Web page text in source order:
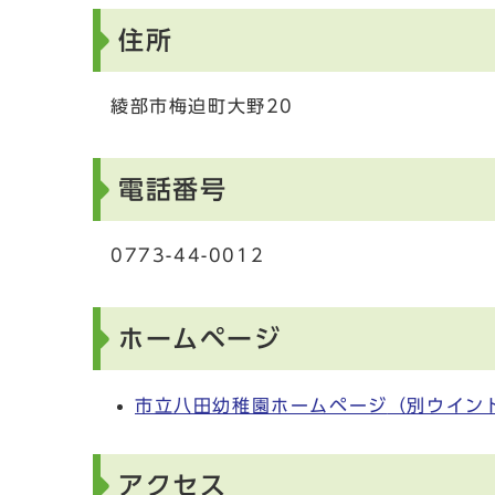
住所
綾部市梅迫町大野20
電話番号
0773-44-0012
ホームページ
市立八田幼稚園ホームページ （別ウイン
アクセス